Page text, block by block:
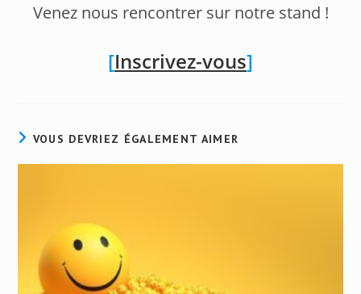
Venez nous rencontrer sur notre stand !
[Inscrivez-vous]
VOUS DEVRIEZ ÉGALEMENT AIMER